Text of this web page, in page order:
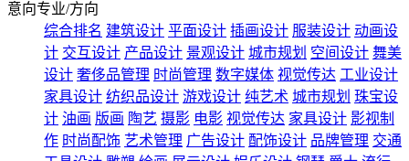
意向专业/方向
综合排名 建筑设计 平面设计 插画设计 服装设计 动画设
计 交互设计 产品设计 景观设计 城市规划 空间设计 舞美
设计 奢侈品管理 时尚管理 数字媒体 视觉传达 工业设计
家具设计 纺织品设计 游戏设计 纯艺术 城市规划 珠宝设
计 油画 版画 陶艺 摄影 电影 视觉传达 家具设计 影视制
作 时尚配饰 艺术管理 广告设计 配饰设计 品牌管理 交通